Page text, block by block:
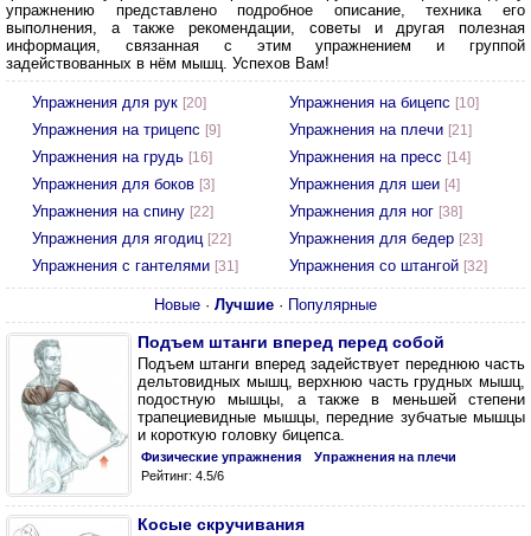
упражнению представлено подробное описание, техника его
выполнения, а также рекомендации, советы и другая полезная
информация, связанная с этим упражнением и группой
задействованных в нём мышц. Успехов Вам!
Упражнения для рук [20] Упражнения на бицепс [10]
Упражнения на трицепс [9] Упражнения на плечи [21]
Упражнения на грудь [16] Упражнения на пресс [14]
Упражнения для боков [3] Упражнения для шеи [4]
Упражнения на спину [22] Упражнения для ног [38]
Упражнения для ягодиц [22] Упражнения для бедер [23]
Упражнения с гантелями [31] Упражнения со штангой [32]
Новые · Лучшие · Популярные
Подъем штанги вперед перед собой
Подъем штанги вперед задействует переднюю часть
дельтовидных мышц, верхнюю часть грудных мышц,
подостную мышцы, а также в меньшей степени
трапециевидные мышцы, передние зубчатые мышцы
и короткую головку бицепса.
Физические упражнения
Упражнения на плечи
Рейтинг: 4.5/6
Косые скручивания